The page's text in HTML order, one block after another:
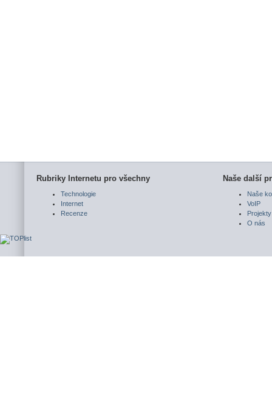
Rubriky Internetu pro všechny
Technologie
Internet
Recenze
Naše další
Naše
VoIP
Projekty
O nás